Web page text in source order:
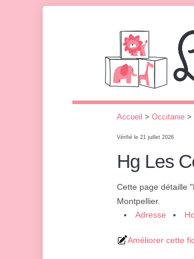
Accueil > Occitanie >
Vérifié le 21 juillet 2026
Hg Les
Cette page détaille
Montpellier.
Adresse
Améliorer cette